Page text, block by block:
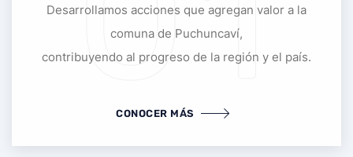
Desarrollamos acciones que agregan valor a la
comuna de Puchuncaví,
contribuyendo al progreso de la región y el país.
CONOCER MÁS